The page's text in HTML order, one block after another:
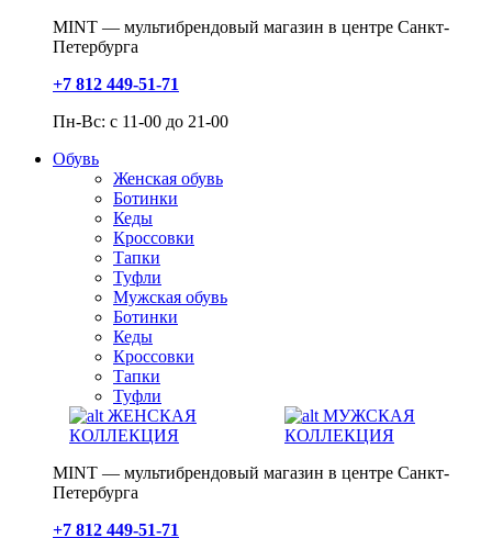
MINT — мультибрендовый магазин в центре Санкт-
Петербурга
+7 812 449-51-71
Пн-Вс: с 11-00 до 21-00
Обувь
Женская обувь
Ботинки
Кеды
Кроссовки
Тапки
Туфли
Мужская обувь
Ботинки
Кеды
Кроссовки
Тапки
Туфли
ЖЕНСКАЯ
КОЛЛЕКЦИЯ
МУЖСКАЯ
КОЛЛЕКЦИЯ
MINT — мультибрендовый магазин в центре Санкт-
Петербурга
+7 812 449-51-71